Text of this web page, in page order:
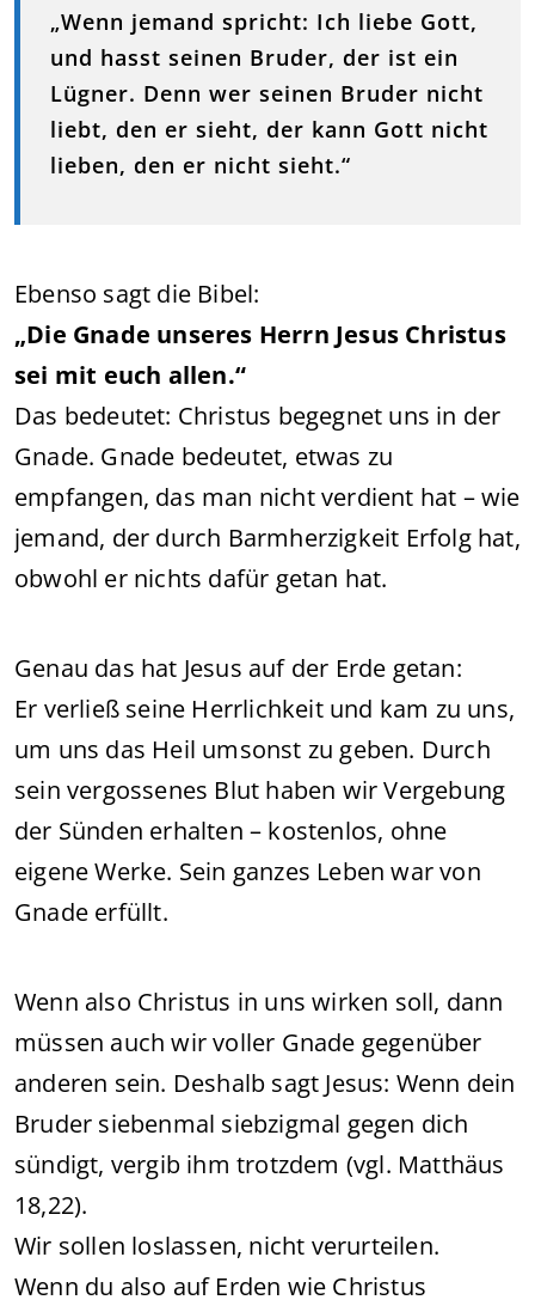
„Wenn jemand spricht: Ich liebe Gott,
und hasst seinen Bruder, der ist ein
Lügner. Denn wer seinen Bruder nicht
liebt, den er sieht, der kann Gott nicht
lieben, den er nicht sieht.“
Ebenso sagt die Bibel:
„Die Gnade unseres Herrn Jesus Christus
sei mit euch allen.“
Das bedeutet: Christus begegnet uns in der
Gnade. Gnade bedeutet, etwas zu
empfangen, das man nicht verdient hat – wie
jemand, der durch Barmherzigkeit Erfolg hat,
obwohl er nichts dafür getan hat.
Genau das hat Jesus auf der Erde getan:
Er verließ seine Herrlichkeit und kam zu uns,
um uns das Heil umsonst zu geben. Durch
sein vergossenes Blut haben wir Vergebung
der Sünden erhalten – kostenlos, ohne
eigene Werke. Sein ganzes Leben war von
Gnade erfüllt.
Wenn also Christus in uns wirken soll, dann
müssen auch wir voller Gnade gegenüber
anderen sein. Deshalb sagt Jesus: Wenn dein
Bruder siebenmal siebzigmal gegen dich
sündigt, vergib ihm trotzdem (vgl. Matthäus
18,22).
Wir sollen loslassen, nicht verurteilen.
Wenn du also auf Erden wie Christus